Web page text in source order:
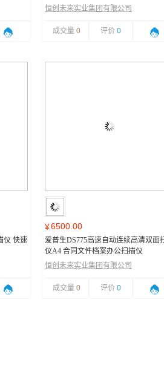
别
恒创未来实业集团有限公司
成交量 0 评价 0
仪 快速
¥6500.00
爱普生DS775高速自动连续高清双面
仪A4 合同文件档案办公扫描仪
恒创未来实业集团有限公司
成交量 0 评价 0